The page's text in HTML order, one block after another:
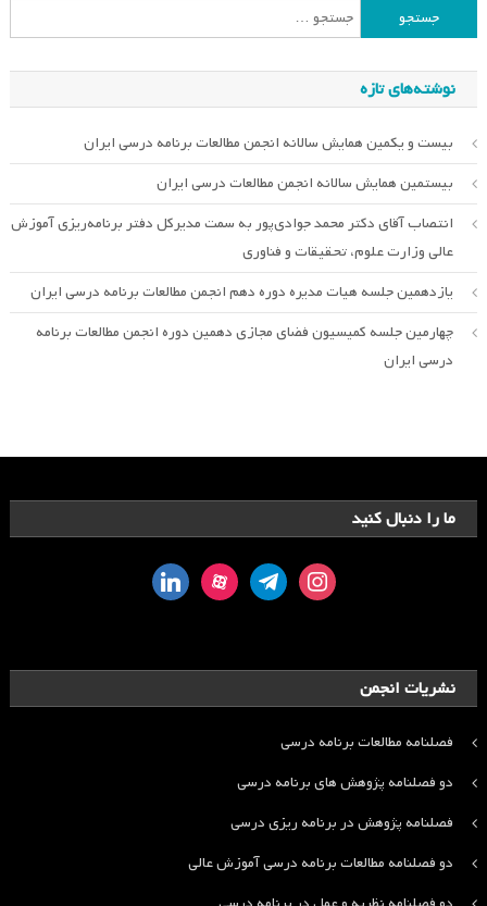
جستجو
برای:
نوشته‌های تازه
بیست و یکمین همایش سالانه انجمن مطالعات برنامه درسی ایران
بیستمین همایش سالانه انجمن مطالعات درسی ایران
انتصاب آقای دکتر محمد جوادی‌پور به سمت مدیرکل دفتر برنامه‌ریزی آموزش
عالی وزارت علوم، تحقیقات و فناوری
یازدهمین جلسه هیات مدیره دوره دهم انجمن مطالعات برنامه درسی ایران
چهارمین جلسه کمیسیون فضای مجازی دهمین دوره انجمن مطالعات برنامه
درسی ایران
ما را دنبال کنید
instagram
telegram
aparat
linkedin
نشریات انجمن
فصلنامه مطالعات برنامه درسی
دو فصلنامه پژوهش های برنامه درسی
فصلنامه پژوهش در برنامه ریزی درسی
دو فصلنامه مطالعات برنامه درسی آموزش عالی